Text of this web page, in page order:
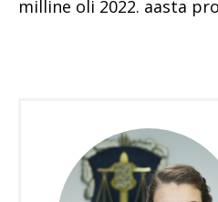
milline oli 2022. aasta